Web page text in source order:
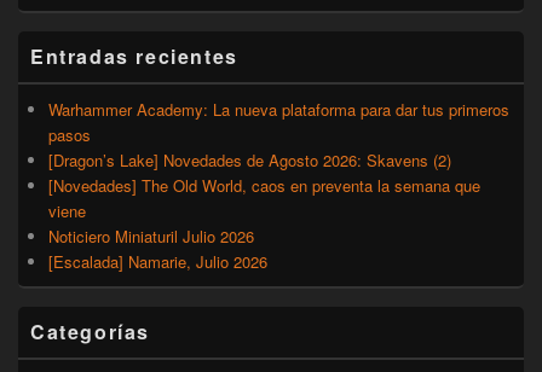
Entradas recientes
Warhammer Academy: La nueva plataforma para dar tus primeros
pasos
[Dragon’s Lake] Novedades de Agosto 2026: Skavens (2)
[Novedades] The Old World, caos en preventa la semana que
viene
Noticiero Miniaturil Julio 2026
[Escalada] Namarie, Julio 2026
Categorías